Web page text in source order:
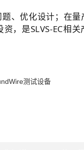
、优化设计；在
，是SLVS-EC相
测试设备